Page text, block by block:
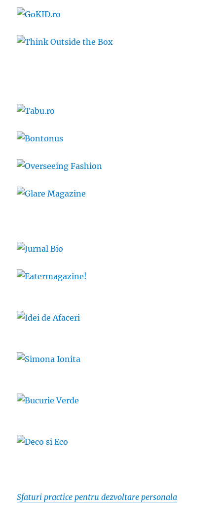
Sfaturi practice pentru dezvoltare personala